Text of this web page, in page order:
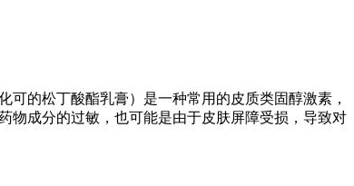
的松丁酸酯乳膏）是一种常用的皮质类固醇激素，
物成分的过敏，也可能是由于皮肤屏障受损，导致对